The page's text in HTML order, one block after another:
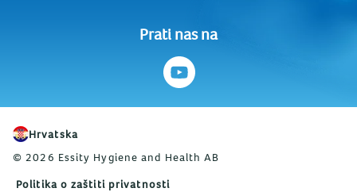
Prati nas na
Hrvatska
© 2026 Essity Hygiene and Health AB
Politika o zaštiti privatnosti